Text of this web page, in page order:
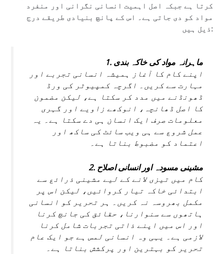
کرتا ہے جبکہ اصل اہمیت انسانی نگرانی اور منفرد
مواد کو دی جاتی ہے۔ اس کے پانچ بنیادی طریقے درج
ذیل ہیں:
1. ماہرانہ مواد کی خاکہ بندی
اپنے کام کا آغاز ہمیشہ انسانی تجربے اور
مہارت سے کریں۔ اگرچہ کمپیوٹر کی ورڈ
ڈھونڈنے میں مدد کر سکتا ہے، لیکن مضمون
کا اصل ڈھانچہ، انوکھے زاویے اور گہری
معلومات صرف ایک انسان ہی دے سکتا ہے۔ یہ
عمل شروع سے ہی ویب سائٹ کی ساکھ اور
اعتماد کو مضبوط بناتا ہے۔
2. مشینی مسودہ اور انسانی اصلاح
کام میں تیزی لانے کے لیے مشینی ذرائع سے
ابتدائی خاکہ تیار کروائیں، لیکن اس پر
مکمل بھروسہ نہ کریں۔ ہر تحریر کو انسانی
ہاتھوں سے سنوارنا، حقائق کی جانچ کرنا
اور اس میں اپنے ذاتی تجربات شامل کرنا
لازمی ہے۔ یہی وہ انسانی لمس ہے جو ایک عام
تحریر کو بہترین اور پرکشش بناتا ہے۔